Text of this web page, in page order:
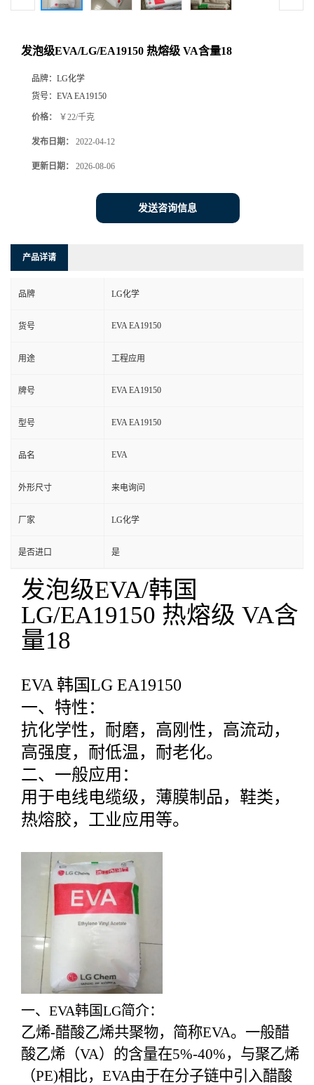
发泡级EVA/LG/EA19150 热熔级 VA含量18
品牌： LG化学
货号： EVA EA19150
价格： ￥22/千克
发布日期： 2022-04-12
更新日期： 2026-08-06
发送咨询信息
产品详请
品牌 LG化学
货号 EVA EA19150
用途 工程应用
牌号 EVA EA19150
型号 EVA EA19150
品名 EVA
外形尺寸 来电询问
厂家 LG化学
是否进口 是
发泡级EVA/韩国
LG/EA19150 热熔级 VA含
量18
EVA 韩国LG EA19150
一、特性：
抗化学性，耐磨，高刚性，高流动，
高强度，耐低温，耐老化。
二、一般应用：
用于电线电缆级，薄膜制品，鞋类，
热熔胶，工业应用等。
一、EVA韩国LG简介：
乙烯-醋酸乙烯共聚物，简称EVA。一般醋
酸乙烯（VA）的含量在5%-40%，与聚乙烯
（PE)相比，EVA由于在分子链中引入醋酸